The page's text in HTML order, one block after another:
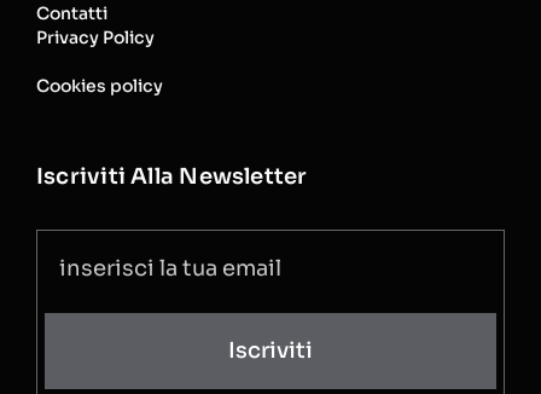
Contatti
Privacy Policy
Cookies policy
Iscriviti Alla Newsletter
Iscriviti